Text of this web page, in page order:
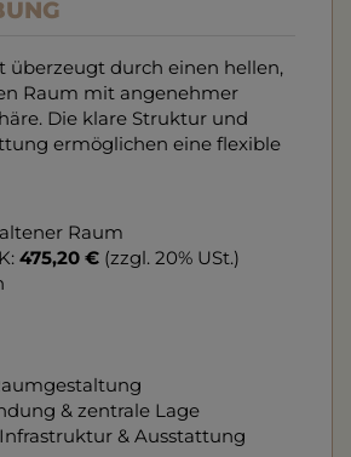
überzeugt durch einen hellen,
Raum mit angenehmer
Die klare Struktur und
ermöglichen eine flexible
Raum
475,20 € (zzgl. 20% USt.)
& zentrale Lage
& Ausstattung